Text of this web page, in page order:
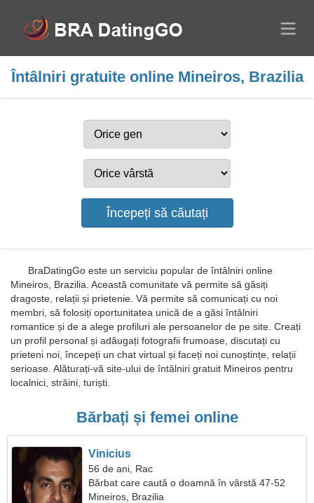
Întâlniri gratuite online Mineiros, Brazilia
BraDatingGo este un serviciu popular de întâlniri online
Mineiros, Brazilia. Această comunitate vă permite să găsiți
dragoste, relații și prietenie. Vă permite să comunicați cu noi
membri, să folosiți oportunitatea unică de a găsi întâlniri
romantice și de a alege profiluri ale persoanelor de pe site. Creați
un profil personal și adăugați fotografii frumoase, discutați cu
prieteni noi, începeți un chat virtual și faceți noi cunoștințe, relații
serioase. Alăturați-vă site-ului de întâlniri gratuit Mineiros pentru
localnici, străini, turiști.
Bărbați și femei online
Vinicius
56 de ani, Rac
Bărbat care caută o doamnă în vârstă 47-52
Mineiros, Brazilia